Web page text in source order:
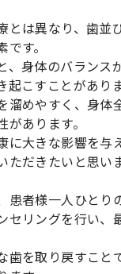
とは異なり、歯並
す。
、身体のバランス
こすことがありま
溜めやすく、身体
あります。
に大きな影響を与
だきたいと思い
患者様一人ひとり
セリングを行い、
歯を取り戻すこと